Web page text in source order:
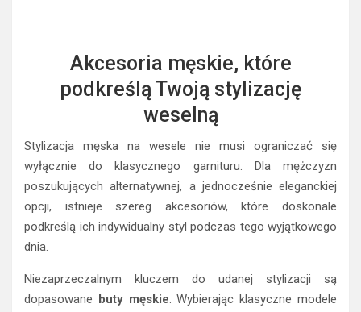
Akcesoria męskie, które
podkreślą Twoją stylizację
weselną
Stylizacja męska na wesele nie musi ograniczać się
wyłącznie do klasycznego garnituru. Dla mężczyzn
poszukujących alternatywnej, a jednocześnie eleganckiej
opcji, istnieje szereg akcesoriów, które doskonale
podkreślą ich indywidualny styl podczas tego wyjątkowego
dnia.
Niezaprzeczalnym kluczem do udanej stylizacji są
dopasowane buty męskie. Wybierając klasyczne modele